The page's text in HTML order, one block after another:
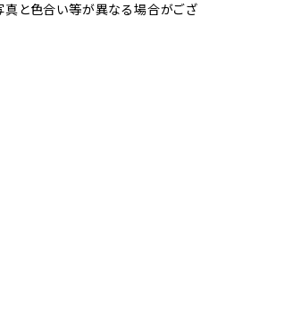
真と色合い等が異なる場合がござ